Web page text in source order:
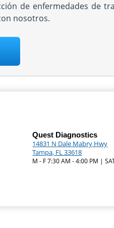
de enfermedades de
nosotros.
Quest Diagnostics
14831 N Dale Mabry Hwy
Tampa, FL 33618
M - F 7:30 AM - 4:00 PM |